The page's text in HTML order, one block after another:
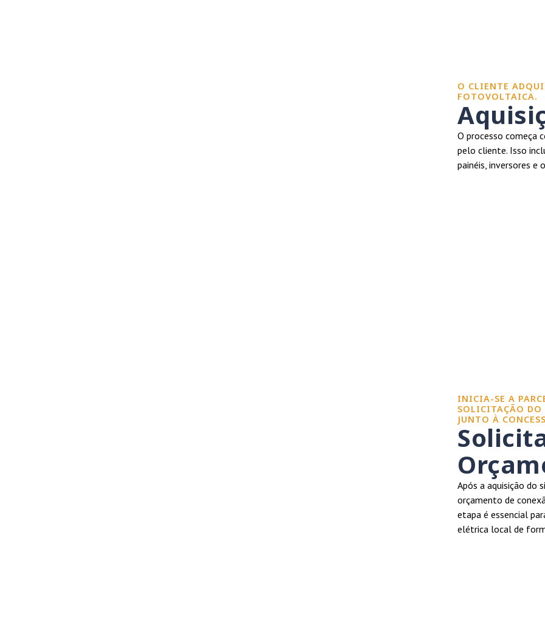
O CLIENTE
FOTOVOLTAICA.
O processo começa
pelo cliente. Isso
painéis, inversores e
INICIA-SE A
SOLICITAÇÃO DO
JUNTO À
Após a aquisição do
orçamento de
etapa é essencial
elétrica local de